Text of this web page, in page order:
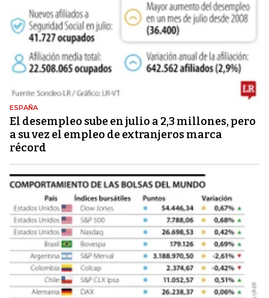
ESPAÑA
El desempleo sube en julio a 2,3 millones, pero
a su vez el empleo de extranjeros marca
récord